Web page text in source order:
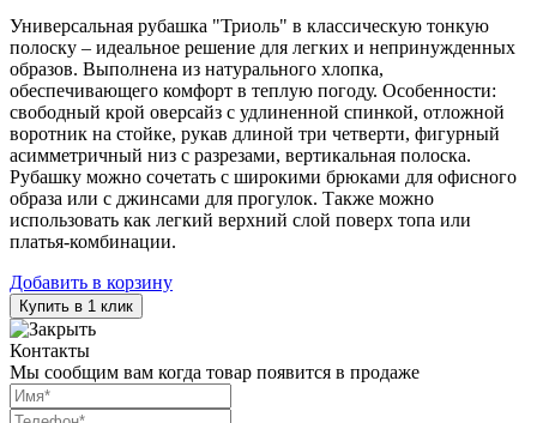
Универсальная рубашка "Триоль" в классическую тонкую
полоску – идеальное решение для легких и непринужденных
образов. Выполнена из натурального хлопка,
обеспечивающего комфорт в теплую погоду. Особенности:
свободный крой оверсайз с удлиненной спинкой, отложной
воротник на стойке, рукав длиной три четверти, фигурный
асимметричный низ с разрезами, вертикальная полоска.
Рубашку можно сочетать с широкими брюками для офисного
образа или с джинсами для прогулок. Также можно
использовать как легкий верхний слой поверх топа или
платья-комбинации.
Добавить в корзину
Купить в 1 клик
Контакты
Мы сообщим вам когда товар появится в продаже